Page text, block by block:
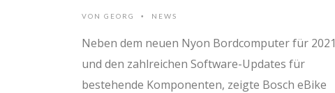
VON GEORG • NEWS
Neben dem neuen Nyon Bordcomputer für 2021
und den zahlreichen Software-Updates für
bestehende Komponenten, zeigte Bosch eBike